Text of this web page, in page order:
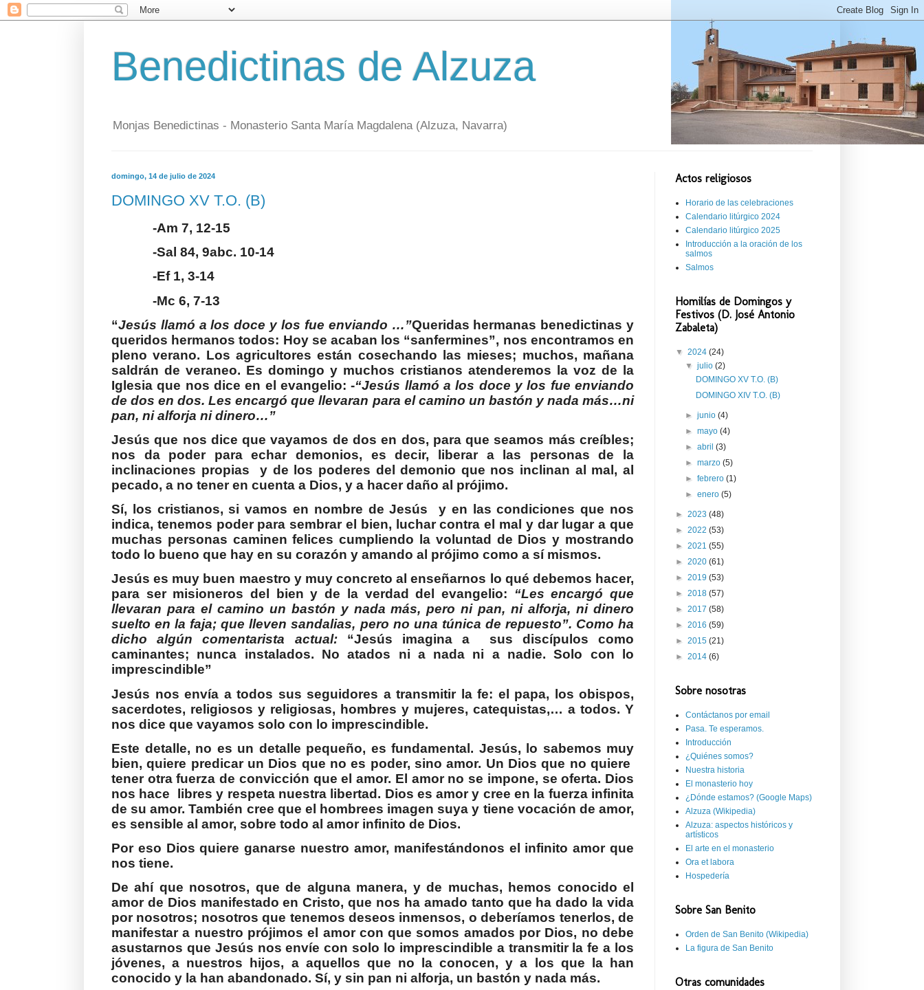
Benedictinas de Alzuza
Monjas Benedictinas - Monasterio Santa María Magdalena (Alzuza, Navarra)
domingo, 14 de julio de 2024
DOMINGO XV T.O. (B)
-Am 7, 12-15
-Sal 84, 9abc. 10-14
-Ef 1, 3-14
-Mc 6, 7-13
“Jesús llamó a los doce y los fue enviando …”Queridas hermanas benedictinas y
queridos hermanos todos: Hoy se acaban los “sanfermines”, nos encontramos en
pleno verano. Los agricultores están cosechando las mieses; muchos, mañana
saldrán de veraneo. Es domingo y muchos cristianos atenderemos la voz de la
Iglesia que nos dice en el evangelio: -“Jesús llamó a los doce y los fue enviando
de dos en dos. Les encargó que llevaran para el camino un bastón y nada más…ni
pan, ni alforja ni dinero…”
Jesús que nos dice que vayamos de dos en dos, para que seamos más creíbles;
nos da poder para echar demonios, es decir, liberar a las personas de la
inclinaciones propias
y de los poderes del demonio que nos inclinan al mal, al
pecado, a no tener en cuenta a Dios, y a hacer daño al prójimo.
Sí, los cristianos, si vamos en nombre de Jesús
y en las condiciones que nos
indica, tenemos poder para sembrar el bien, luchar contra el mal y dar lugar a que
muchas personas caminen felices cumpliendo la voluntad de Dios y mostrando
todo lo bueno que hay en su corazón y amando al prójimo como a sí mismos.
Jesús es muy buen maestro y muy concreto al enseñarnos lo qué debemos hacer,
para ser misioneros del bien y de la verdad del evangelio: “Les encargó que
llevaran para el camino un bastón y nada más, pero ni pan, ni alforja, ni dinero
suelto en la faja; que lleven sandalias, pero no una túnica de repuesto”. Como ha
dicho algún comentarista actual: “Jesús imagina a
sus discípulos como
caminantes; nunca instalados. No atados ni a nada ni a nadie. Solo con lo
imprescindible”
Jesús nos envía a todos sus seguidores a transmitir la fe: el papa, los obispos,
sacerdotes, religiosos y religiosas, hombres y mujeres, catequistas,… a todos. Y
nos dice que vayamos solo con lo imprescindible.
Este detalle, no es un detalle pequeño, es fundamental. Jesús, lo sabemos muy
bien, quiere predicar un Dios que no es poder, sino amor. Un Dios que no quiere
tener otra fuerza de convicción que el amor. El amor no se impone, se oferta. Dios
nos hace
libres y respeta nuestra libertad. Dios es amor y cree en la fuerza infinita
de su amor. También cree que el hombrees imagen suya y tiene vocación de amor,
es sensible al amor, sobre todo al amor infinito de Dios.
Por eso Dios quiere ganarse nuestro amor, manifestándonos el infinito amor que
nos tiene.
De ahí que nosotros, que de alguna manera, y de muchas, hemos conocido el
amor de Dios manifestado en Cristo, que nos ha amado tanto que ha dado la vida
por nosotros; nosotros que tenemos deseos inmensos, o deberíamos tenerlos, de
manifestar a nuestro prójimos el amor con que somos amados por Dios, no debe
asustarnos que Jesús nos envíe con solo lo imprescindible a transmitir la fe a los
jóvenes, a nuestros hijos, a aquellos que no la conocen, y a los que la han
conocido y la han abandonado. Sí, y sin pan ni alforja, un bastón y nada más.
Actos religiosos
Horario de las celebraciones
Calendario litúrgico 2024
Calendario litúrgico 2025
Introducción a la oración de los
salmos
Salmos
Homilías de Domingos y
Festivos (D. José Antonio
Zabaleta)
▼ 2024 (24)
▼julio(2)
DOMINGO XV T.O. (B)
DOMINGO XIV T.O. (B)
►junio(4)
►mayo(4)
►abril(3)
►marzo(5)
►febrero(1)
►enero(5)
► 2023 (48)
► 2022 (53)
► 2021 (55)
► 2020 (61)
► 2019 (53)
► 2018 (57)
► 2017 (58)
► 2016 (59)
► 2015 (21)
► 2014 (6)
Sobre nosotras
Contáctanos por email
Pasa. Te esperamos.
Introducción
¿Quiénes somos?
Nuestra historia
El monasterio hoy
¿Dónde estamos? (Google Maps)
Alzuza (Wikipedia)
Alzuza: aspectos históricos y
artísticos
El arte en el monasterio
Ora et labora
Hospedería
Sobre San Benito
Orden de San Benito (Wikipedia)
La figura de San Benito
Otras comunidades